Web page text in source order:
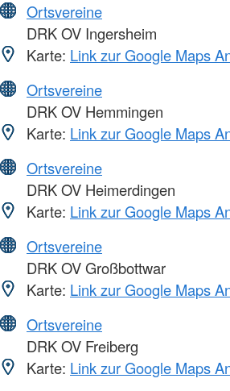
Ortsvereine
DRK OV Ingersheim
Karte: Link zur Google Maps
Ortsvereine
DRK OV Hemmingen
Karte: Link zur Google Maps
Ortsvereine
DRK OV Heimerdingen
Karte: Link zur Google Maps
Ortsvereine
DRK OV Großbottwar
Karte: Link zur Google Maps
Ortsvereine
DRK OV Freiberg
Karte: Link zur Google Maps